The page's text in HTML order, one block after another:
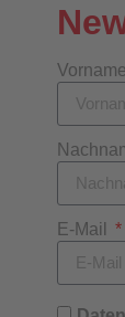
Vorname
E-Mail